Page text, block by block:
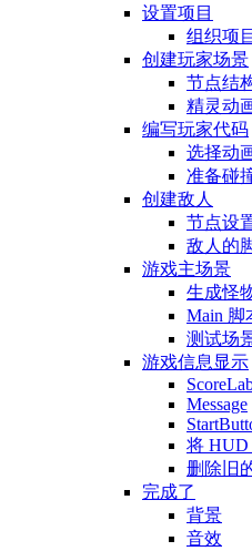
设置项目
组织项目
创建玩家场景
节点结
精灵动
编写玩家代码
选择动
准备碰
创建敌人
节点设
敌人的
游戏主场景
生成怪
Main 脚
测试场
游戏信息显示
Message
将 HUD
删除旧
完成了
背景
音效